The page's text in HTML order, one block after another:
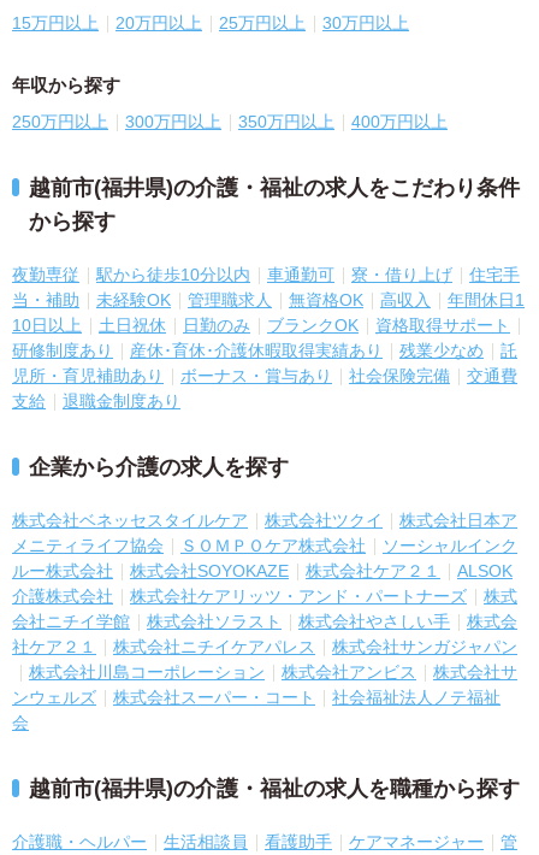
15万円以上 20万円以上 25万円以上 30万円以上
年収から探す
250万円以上 300万円以上 350万円以上 400万円以上
越前市(福井県)の介護・福祉の求人をこだわり条件
から探す
夜勤専従 駅から徒歩10分以内 車通勤可 寮・借り上げ
住宅手
当・補助
未経験OK 管理職求人 無資格OK 高収入
年間休日1
10日以上
土日祝休 日勤のみ ブランクOK
資格取得サポート
研修制度あり
産休･育休･介護休暇取得実績あり 残業少なめ
託
児所・育児補助あり
ボーナス・賞与あり 社会保険完備
交通費
支給
退職金制度あり
企業から介護の求人を探す
株式会社ベネッセスタイルケア 株式会社ツクイ
株式会社日本ア
メニティライフ協会
ＳＯＭＰＯケア株式会社
ソーシャルインク
ルー株式会社
株式会社SOYOKAZE 株式会社ケア２１
ALSOK
介護株式会社
株式会社ケアリッツ・アンド・パートナーズ
株式
会社ニチイ学館
株式会社ソラスト 株式会社やさしい手
株式会
社ケア２１
株式会社ニチイケアパレス
株式会社サンガジャパン
株式会社川島コーポレーション
株式会社アンビス
株式会社サ
ンウェルズ
株式会社スーパー・コート
社会福祉法人ノテ福祉
会
越前市(福井県)の介護・福祉の求人を職種から探す
介護職・ヘルパー 生活相談員 看護助手 ケアマネージャー
管